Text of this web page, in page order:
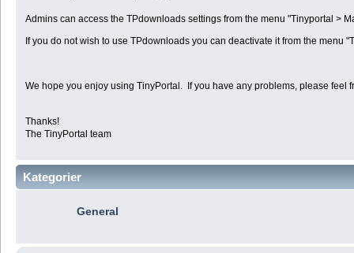
Admins can access the TPdownloads settings from the menu "Tinyportal >
If you do not wish to use TPdownloads you can deactivate it from the menu
We hope you enjoy using TinyPortal. If you have any problems, please feel
Thanks!
The TinyPortal team
Kategorier
General